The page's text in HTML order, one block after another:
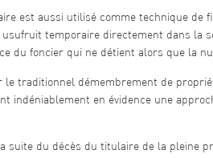
est aussi utilisé comme technique de
temporaire directement dans la
du foncier qui ne détient alors que la
le traditionnel démembrement de
indéniablement en évidence une
suite du décès du titulaire de la pleine